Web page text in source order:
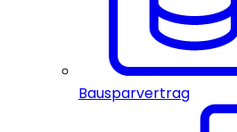
Bausparvertrag